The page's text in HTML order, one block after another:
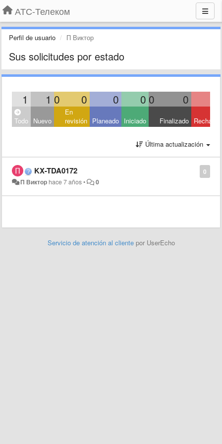
АТС-Телеком
Perfil de usuario П Виктор
Sus solicitudes por estado
1 1 0 0 0 0 0 0
Todo Nuevo
En
revisión Planeado Iniciado Finalizado
Última actualización
0
KX-TDA0172
П Виктор hace 7 años• 0
Servicio de atención al cliente por UserEcho